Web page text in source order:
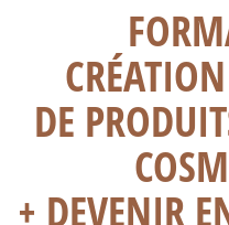
DE
+ DEVENIR